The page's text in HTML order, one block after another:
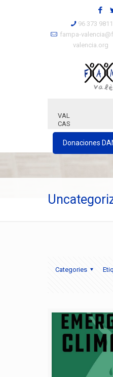
96 373 9811
fampa-
valencia.org
VAL
CAS
Donaciones
Categories